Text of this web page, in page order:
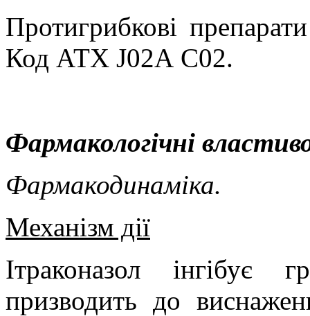
Протигрибкові
Код АТХ J02А С02.
Фармакологічні
Фармакодинаміка.
Механізм дії
Ітраконазол інгібує
призводить до